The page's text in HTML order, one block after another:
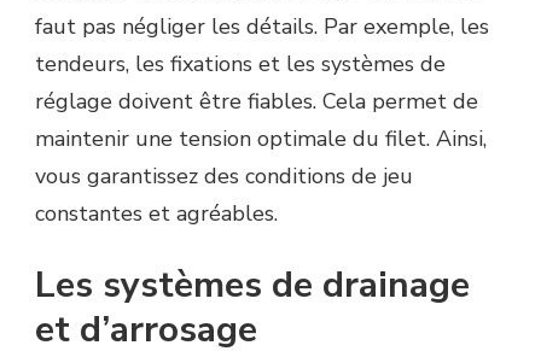
faut pas négliger les détails. Par exemple, les
tendeurs, les fixations et les systèmes de
réglage doivent être fiables. Cela permet de
maintenir une tension optimale du filet. Ainsi,
vous garantissez des conditions de jeu
constantes et agréables.
Les systèmes de drainage
et d’arrosage